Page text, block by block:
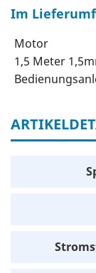
Im
Motor
1,5 Meter